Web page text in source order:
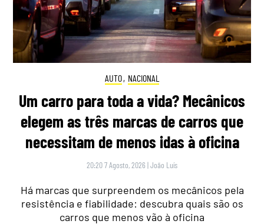
AUTO, NACIONAL
Um carro para toda a vida? Mecânicos
elegem as três marcas de carros que
necessitam de menos idas à oficina
20:20 7 Agosto, 2026 |João Luís
Há marcas que surpreendem os mecânicos pela
resistência e fiabilidade: descubra quais são os
carros que menos vão à oficina